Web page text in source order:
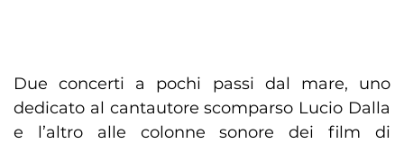
Due concerti a pochi passi dal mare, uno
dedicato al cantautore scomparso Lucio Dalla
e l’altro alle colonne sonore dei film di